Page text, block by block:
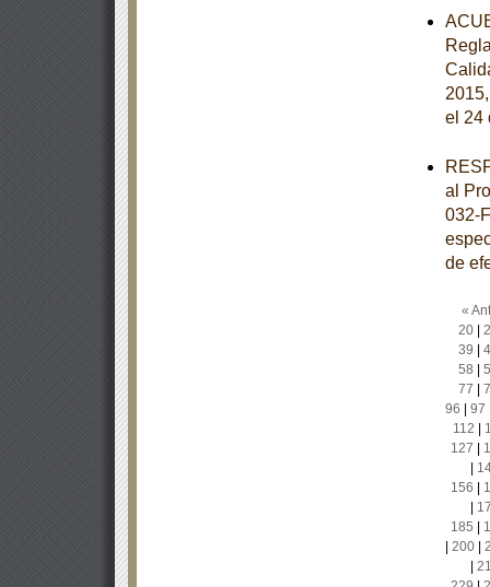
el 24
al
032-
de
«
20|
39
58
77
96
97
112
127
156
185
200|